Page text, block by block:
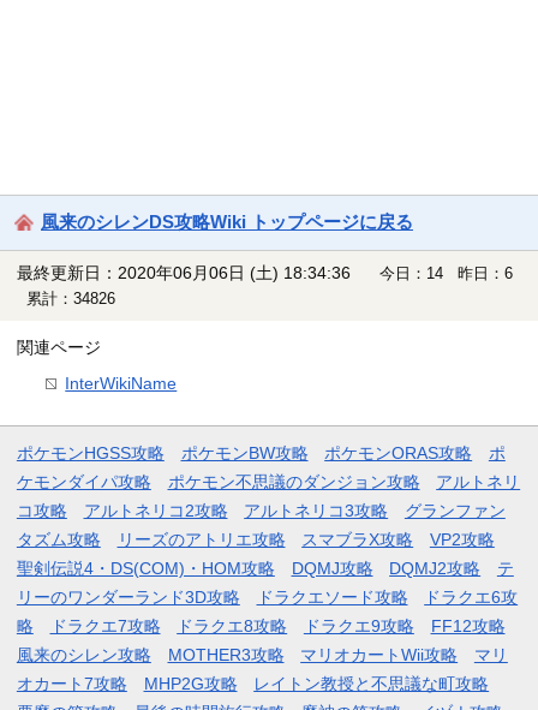
風来のシレンDS攻略Wiki トップページに戻る
最終更新日：2020年06月06日 (土) 18:34:36
今日：14 昨日：6
累計：34826
関連ページ
InterWikiName
ポケモンHGSS攻略 ポケモンBW攻略 ポケモンORAS攻略
ポ
ケモンダイパ攻略
ポケモン不思議のダンジョン攻略
アルトネリ
コ攻略
アルトネリコ2攻略 アルトネリコ3攻略
グランファン
タズム攻略
リーズのアトリエ攻略 スマブラX攻略
VP2攻略
聖剣伝説4・DS(COM)・HOM攻略
DQMJ攻略 DQMJ2攻略
テ
リーのワンダーランド3D攻略
ドラクエソード攻略
ドラクエ6攻
略
ドラクエ7攻略 ドラクエ8攻略 ドラクエ9攻略
FF12攻略
風来のシレン攻略
MOTHER3攻略 マリオカートWii攻略
マリ
オカート7攻略
MHP2G攻略
レイトン教授と不思議な町攻略